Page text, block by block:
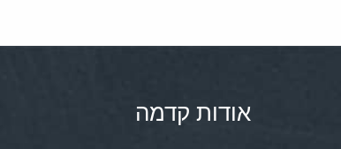
אודות קדמה